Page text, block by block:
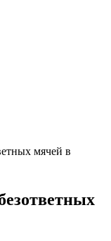
мячей в